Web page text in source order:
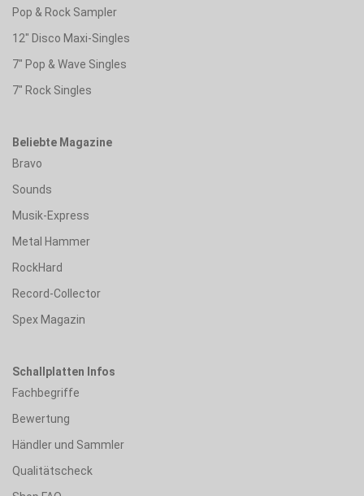
Pop & Rock Sampler
12" Disco Maxi-Singles
7" Pop & Wave Singles
7" Rock Singles
Beliebte Magazine
Bravo
Sounds
Musik-Express
Metal Hammer
RockHard
Record-Collector
Spex Magazin
Schallplatten Infos
Fachbegriffe
Bewertung
Händler und Sammler
Qualitätscheck